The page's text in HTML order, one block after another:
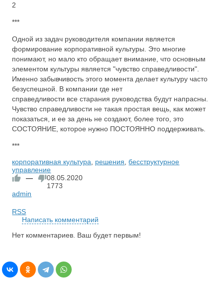
2
***
Одной из задач руководителя компании является
формирование корпоративной культуры. Это многие
понимают, но мало кто обращает внимание, что основным
элементом культуры является "чувство справедливости".
Именно забывчивость этого момента делает культуру часто
безуспешной. В компании где нет
справедливости все старания руководства будут напрасны.
Чувство справедливости не такая простая вещь, как может
показаться, и ее за день не создают, более того, это
СОСТОЯНИЕ, которое нужно ПОСТОЯННО поддерживать.
***
корпоративная культура
решения ,бесструктурное
управление
—
08.05.2020
1773
admin
RSS
Написать комментарий
Нет комментариев. Ваш будет первым!